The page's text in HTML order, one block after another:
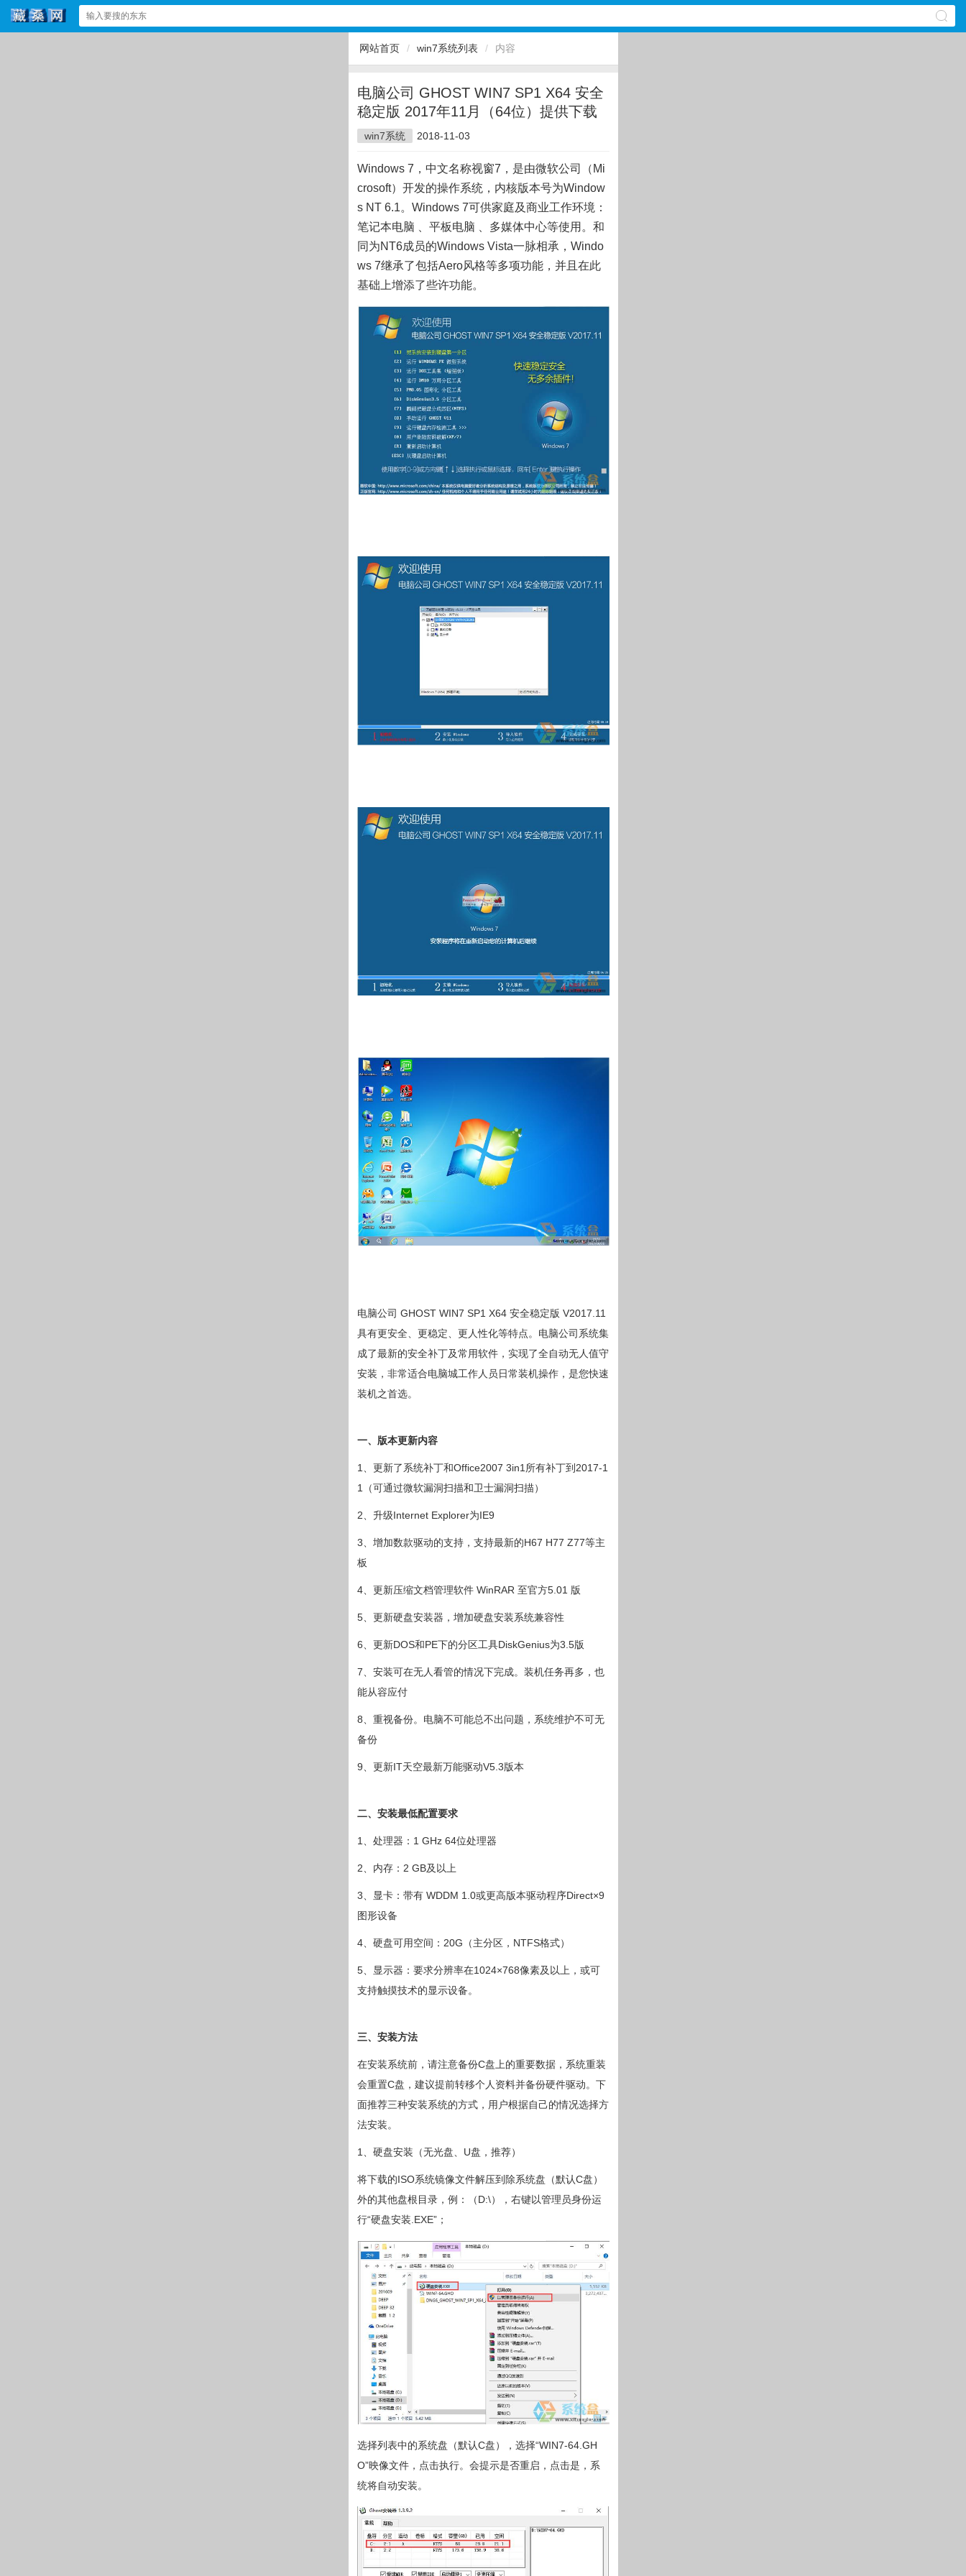
网站首页 / win7系统列表 / 内容
电脑公司 GHOST WIN7 SP1 X64 安全
稳定版 2017年11月（64位）提供下载
win7系统 2018-11-03
Windows 7，中文名称视窗7，是由微软公司（Mi
crosoft）开发的操作系统，内核版本号为Window
s NT 6.1。Windows 7可供家庭及商业工作环境：
笔记本电脑 、平板电脑 、多媒体中心等使用。和
同为NT6成员的Windows Vista一脉相承，Windo
ws 7继承了包括Aero风格等多项功能，并且在此
基础上增添了些许功能。
电脑公司 GHOST WIN7 SP1 X64 安全稳定版 V2017.11
具有更安全、更稳定、更人性化等特点。电脑公司系统集
成了最新的安全补丁及常用软件，实现了全自动无人值守
安装，非常适合电脑城工作人员日常装机操作，是您快速
装机之首选。
一、版本更新内容
1、更新了系统补丁和Office2007 3in1所有补丁到2017-1
1（可通过微软漏洞扫描和卫士漏洞扫描）
2、升级Internet Explorer为IE9
3、增加数款驱动的支持，支持最新的H67 H77 Z77等主
板
4、更新压缩文档管理软件 WinRAR 至官方5.01 版
5、更新硬盘安装器，增加硬盘安装系统兼容性
6、更新DOS和PE下的分区工具DiskGenius为3.5版
7、安装可在无人看管的情况下完成。装机任务再多，也
能从容应付
8、重视备份。电脑不可能总不出问题，系统维护不可无
备份
9、更新IT天空最新万能驱动V5.3版本
二、安装最低配置要求
1、处理器：1 GHz 64位处理器
2、内存：2 GB及以上
3、显卡：带有 WDDM 1.0或更高版本驱动程序Direct×9
图形设备
4、硬盘可用空间：20G（主分区，NTFS格式）
5、显示器：要求分辨率在1024×768像素及以上，或可
支持触摸技术的显示设备。
三、安装方法
在安装系统前，请注意备份C盘上的重要数据，系统重装
会重置C盘，建议提前转移个人资料并备份硬件驱动。下
面推荐三种安装系统的方式，用户根据自己的情况选择方
法安装。
1、硬盘安装（无光盘、U盘，推荐）
将下载的ISO系统镜像文件解压到除系统盘（默认C盘）
外的其他盘根目录，例：（D:\），右键以管理员身份运
行“硬盘安装.EXE”；
选择列表中的系统盘（默认C盘），选择“WIN7-64.GH
O”映像文件，点击执行。会提示是否重启，点击是，系
统将自动安装。